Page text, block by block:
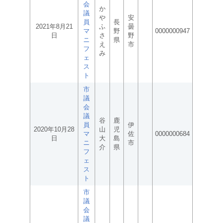
2021年8月21
日
会
議
員
マ
ニ
フ
ェ
ス
ト
か
や
ふ
さ
え
み
長
野
県
安
曇
野
市
0000000947
2020年10月28
日
市
議
会
議
員
マ
ニ
フ
ェ
ス
ト
谷
山
大
介
鹿
児
島
県
伊
佐
市
0000000684
市
議
会
議